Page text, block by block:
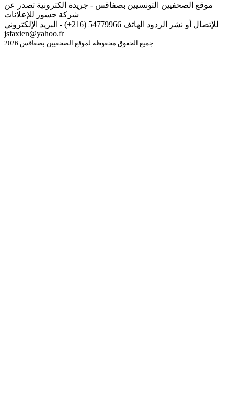
موقع الصحفيين التونسيين بصفاقس - جريدة الكترونية تصدر عن
شركة جسور للإعلانات
للإتصال أو نشر الردود الهاتف 54779966 (216+) - البريد الإلكتروني
jsfaxien@yahoo.fr
جميع الحقوق محفوظة لموقع الصحفيين بصفاقس 2026